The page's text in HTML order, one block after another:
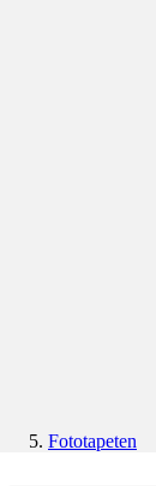
Fototapeten